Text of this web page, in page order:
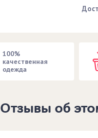
100%
качественная
одежда
Отзывы об